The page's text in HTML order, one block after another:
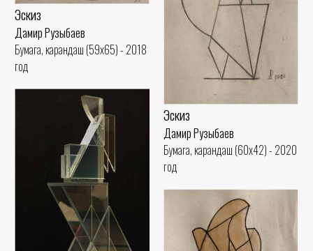
Эскиз
Дамир Рузыбаев
Бумага, карандаш (59x65) - 2018
год
Эскиз
Дамир Рузыбаев
Бумага, карандаш (60x42) - 2020
год